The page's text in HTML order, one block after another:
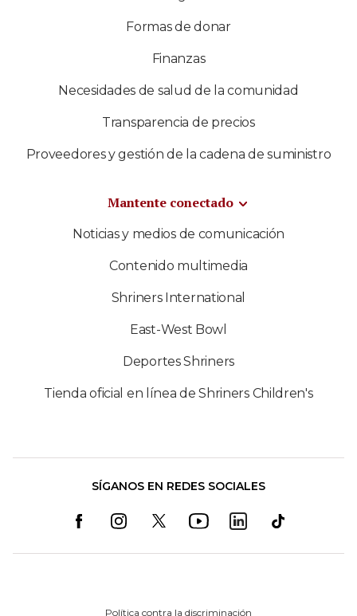
Formas de donar
Finanzas
Necesidades de salud de la comunidad
Transparencia de precios
Proveedores y gestión de la cadena de suministro
Mantente conectado
Noticias y medios de comunicación
Contenido multimedia
Shriners International
East-West Bowl
Deportes Shriners
Tienda oficial en línea de Shriners Children's
SÍGANOS EN REDES SOCIALES
Política contra la discriminación